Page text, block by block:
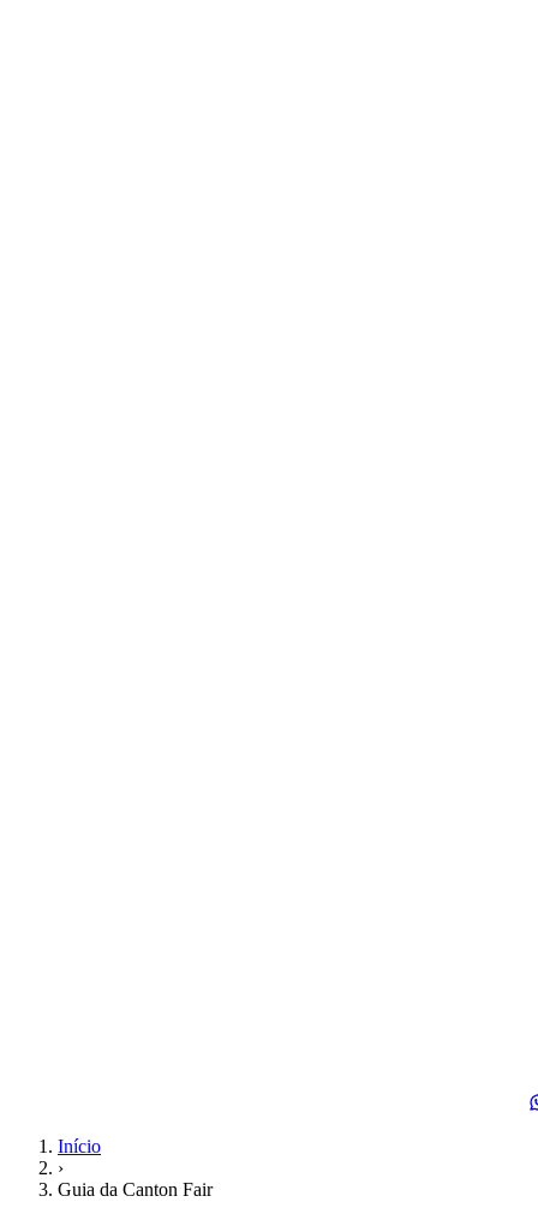
Início
›
Guia da Canton Fair